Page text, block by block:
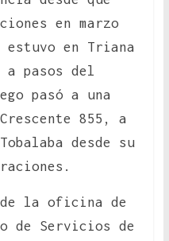
en marzo
estuvo en Triana
a pasos del
pasó a una
855, a
desde su
de la oficina de
de Servicios de